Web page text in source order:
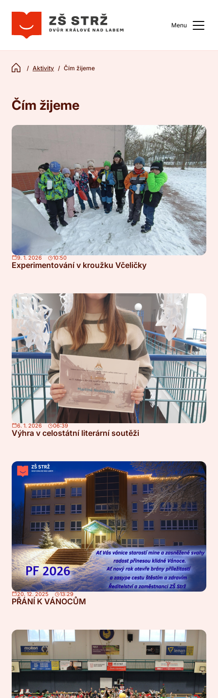
Menu
Aktivity Čím žijeme
Čím žijeme
9. 1. 2026 10:50
Experimentování v kroužku Včeličky
6. 1. 2026 06:39
Výhra v celostátní literární soutěži
20. 12. 2025 13:29
PŘÁNÍ K VÁNOCŮM